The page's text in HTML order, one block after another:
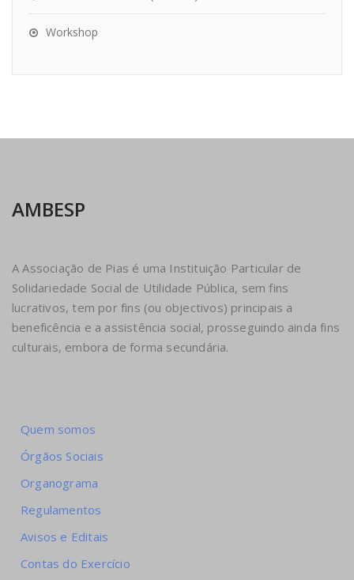
Workshop
AMBESP
A Associação de Pias é uma Instituição Particular de
Solidariedade Social de Utilidade Pública, sem fins
lucrativos, tem por fins (ou objectivos) principais a
beneficência e a assistência social, prosseguindo ainda fins
culturais, embora de forma secundária.
Quem somos
Órgãos Sociais
Organograma
Regulamentos
Avisos e Editais
Contas do Exercício